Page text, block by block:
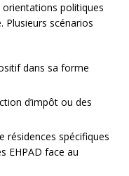
politiques
scénarios
dans sa forme
d’impôt ou des
résidences spécifiques
EHPAD face au